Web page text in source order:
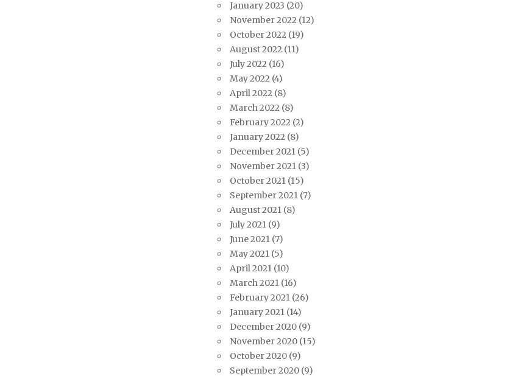
January 2023 (20)
November 2022 (12)
October 2022 (19)
August 2022 (11)
July 2022 (16)
May 2022 (4)
April 2022 (8)
March 2022 (8)
February 2022 (2)
January 2022 (8)
December 2021(5)
November 2021(3)
October 2021(15)
September 2021(7)
August 2021(8)
July 2021(9)
June 2021(7)
May 2021(5)
April 2021(10)
March 2021(16)
February 2021(26)
January 2021(14)
December 2020(9)
November 2020(15)
October 2020(9)
September 2020(9)